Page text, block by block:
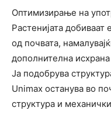
Оптимизирање на
Растенијата
од почвата,
дополнителна
Ја подобрува
Unimax останува во
структура и